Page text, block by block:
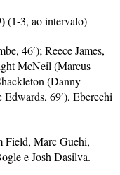
(1-3, ao intervalo)
46′); Reece James,
McNeil (Marcus
(Danny
69′), Eberechi
Field, Marc Guehi,
e Josh Dasilva.